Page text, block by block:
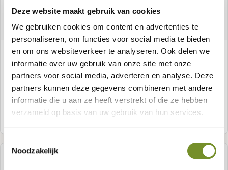
Deze website maakt gebruik van cookies
We gebruiken cookies om content en advertenties te
personaliseren, om functies voor social media te bieden
en om ons websiteverkeer te analyseren. Ook delen we
informatie over uw gebruik van onze site met onze
partners voor social media, adverteren en analyse. Deze
partners kunnen deze gegevens combineren met andere
informatie die u aan ze heeft verstrekt of die ze hebben
verzameld op basis van uw gebruik van hun services.
Noodzakelijk
Gaasverbinder 9 cm RVS
Artikelnummer: P018954
Meer informatie